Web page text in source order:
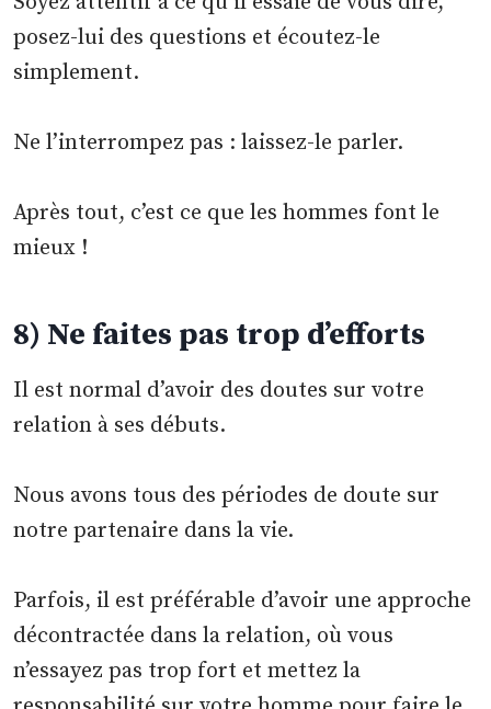
posez-lui des questions et écoutez-le
simplement.
Ne l’interrompez pas : laissez-le parler.
Après tout, c’est ce que les hommes font le
mieux !
8) Ne faites pas trop d’efforts
Il est normal d’avoir des doutes sur votre
relation à ses débuts.
Nous avons tous des périodes de doute sur
notre partenaire dans la vie.
Parfois, il est préférable d’avoir une approche
décontractée dans la relation, où vous
n’essayez pas trop fort et mettez la